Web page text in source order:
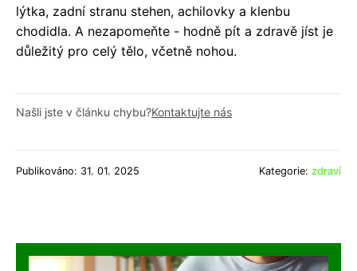
lýtka, zadní stranu stehen, achilovky a klenbu
chodidla. A nezapomeňte - hodně pít a zdravě jíst je
důležitý pro celý tělo, včetně nohou.
Našli jste v článku chybu?Kontaktujte nás
Publikováno: 31. 01. 2025 Kategorie: zdraví